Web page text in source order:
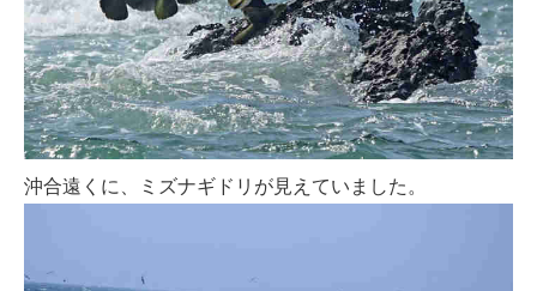
沖合遠くに、ミズナギドリが見えていました。